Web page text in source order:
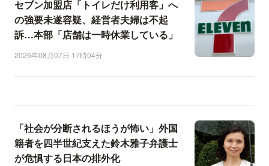
セブン加盟店「トイレだけ利用客」へ
の強要未遂容疑、経営者夫婦は不起
訴…本部「店舗は一時休業している」
2026年08月07日 17時04分
「社会が分断されるほうが怖い」外国
籍者を四半世紀支えた鈴木雅子弁護士
が危惧する日本の排外化